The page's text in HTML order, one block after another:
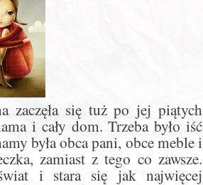
zaczęła się tuż po jej piątych
i cały dom. Trzeba było iść
była obca pani, obce meble i
zamiast z tego co zawsze.
i stara się jak najwięcej